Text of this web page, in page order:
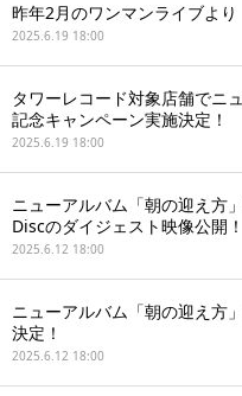
昨年2月のワンマンライブよ
2025.6.19 18:00
タワーレコード対象店舗でニ
記念キャンペーン実施決定！
2025.6.19 18:00
ニューアルバム「朝の迎え方
Discのダイジェスト映像公開！
2025.6.12 18:00
ニューアルバム「朝の迎え方
決定！
2025.6.12 18:00